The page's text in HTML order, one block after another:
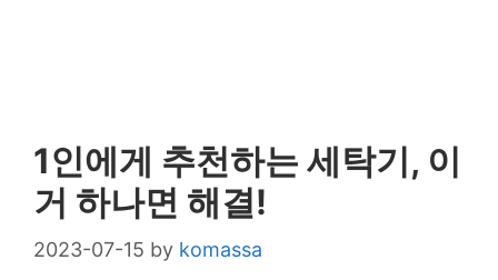
1인에게 추천하는 세탁기, 이
거 하나면 해결!
2023-07-15 by komassa